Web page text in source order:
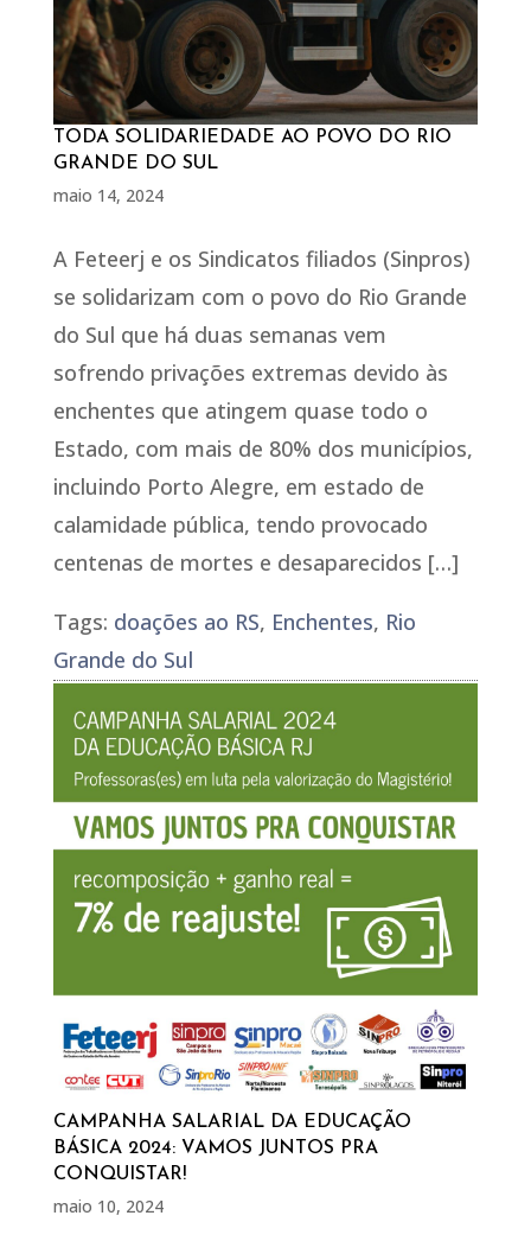
TODA SOLIDARIEDADE AO POVO DO RIO
GRANDE DO SUL
maio 14, 2024
A Feteerj e os Sindicatos filiados (Sinpros)
se solidarizam com o povo do Rio Grande
do Sul que há duas semanas vem
sofrendo privações extremas devido às
enchentes que atingem quase todo o
Estado, com mais de 80% dos municípios,
incluindo Porto Alegre, em estado de
calamidade pública, tendo provocado
centenas de mortes e desaparecidos […]
Tags: doações ao RS, Enchentes, Rio
Grande do Sul
CAMPANHA SALARIAL DA EDUCAÇÃO
BÁSICA 2024: VAMOS JUNTOS PRA
CONQUISTAR!
maio 10, 2024